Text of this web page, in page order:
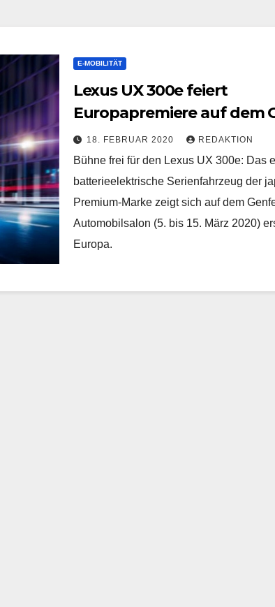
E-MOBILITÄT
Lexus UX 300e feiert
Europapremiere auf dem
Automobilsalon 2020
18. FEBRUAR 2020 REDAKTION
Bühne frei für den Lexus UX 300e: Das
batterieelektrische Serienfahrzeug der
Premium-Marke zeigt sich auf dem
Automobilsalon (5. bis 15. März 2020)
Europa.